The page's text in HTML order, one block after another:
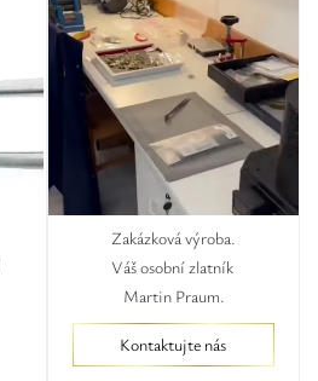
Zakázková výroba.
Váš osobní zlatník
Martin Praum.
Kontaktujte nás